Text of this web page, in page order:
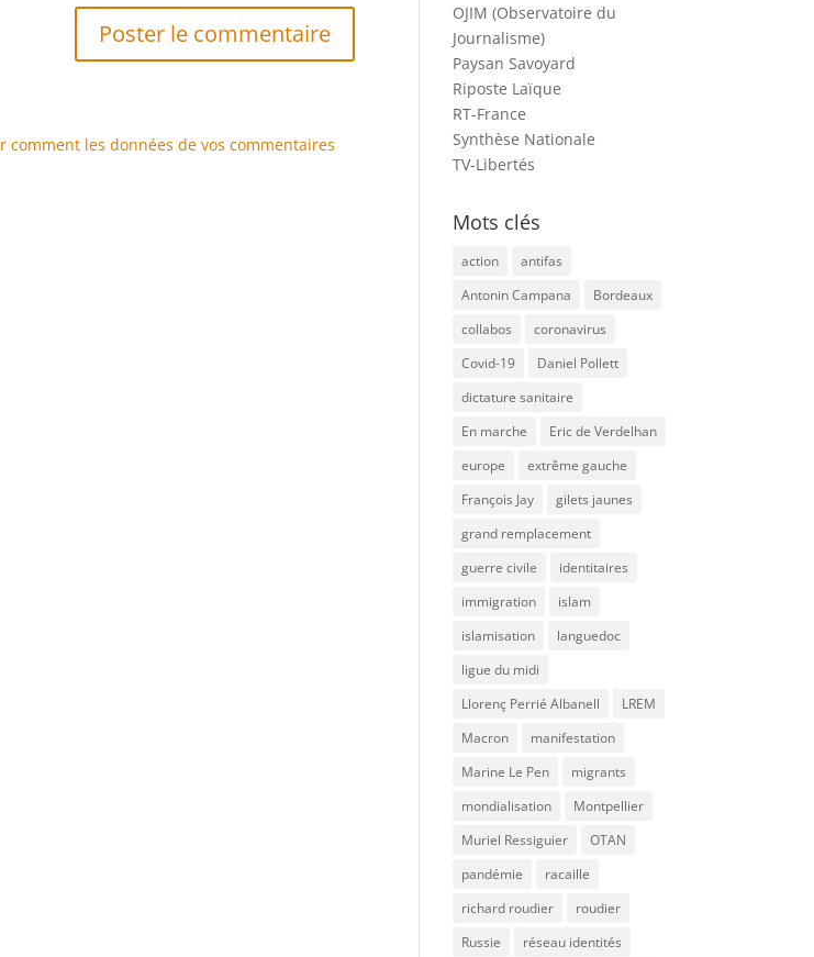
comment les données de vos commentaires
OJIM (Observatoire du
Journalisme)
Paysan Savoyard
Riposte Laïque
RT-France
Synthèse Nationale
TV-Libertés
Mots clés
action
antifas
Antonin Campana
Bordeaux
collabos
coronavirus
Covid-19
Daniel Pollett
dictature sanitaire
En marche
Eric de Verdelhan
europe
extrême gauche
François Jay
gilets jaunes
grand remplacement
guerre civile
identitaires
immigration
islam
islamisation
languedoc
ligue du midi
Llorenç Perrié Albanell
LREM
Macron
manifestation
Marine Le Pen
migrants
mondialisation
Montpellier
Muriel Ressiguier
OTAN
pandémie
racaille
richard roudier
roudier
Russie
réseau identités